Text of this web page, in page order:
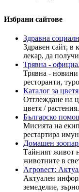
Избрани сайтове
Здравна
Здравен сайт, в
лекар, да
Трявна -
Трявна -
ресторанти,
Каталог за
Отглеждане на
цветя /
Българско
Мисията на
рестартира
Домашен
Тайният живот
животните в
Агровест:
Актуален
земеделие,